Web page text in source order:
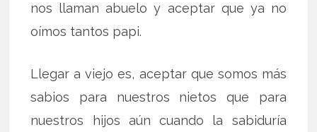
nos llaman abuelo y aceptar que ya no
oímos tantos papi.
Llegar a viejo es, aceptar que somos más
sabios para nuestros nietos que para
nuestros hijos aún cuando la sabiduría